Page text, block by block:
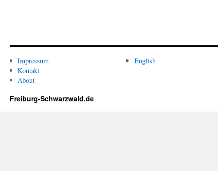
Impressum
Kontakt
About
English
Freiburg-Schwarzwald.de